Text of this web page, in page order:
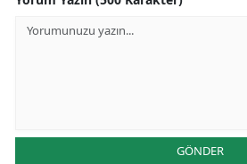
GÖNDER